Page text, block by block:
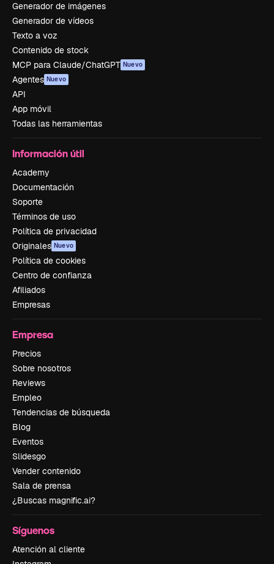
Generador de imágenes
Generador de vídeos
Texto a voz
Contenido de stock
MCP para Claude/ChatGPT Nuevo
Agentes Nuevo
API
App móvil
Todas las herramientas
Información útil
Academy
Documentación
Soporte
Términos de uso
Política de privacidad
Originales Nuevo
Política de cookies
Centro de confianza
Afiliados
Empresas
Empresa
Precios
Sobre nosotros
Reviews
Empleo
Tendencias de búsqueda
Blog
Eventos
Slidesgo
Vender contenido
Sala de prensa
¿Buscas magnific.ai?
Síguenos
Atención al cliente